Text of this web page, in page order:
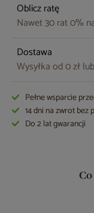
Oblicz ratę
Nawet 30 rat 0%
Dostawa
Wysyłka od 0 zł
Pełne wsparcie
14 dni na zwrot bez
Do 2 lat gwarancji